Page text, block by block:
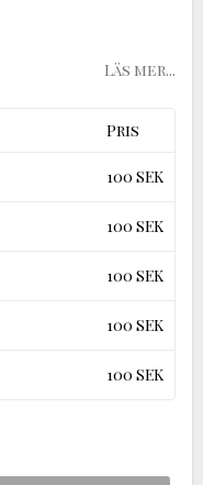
Läs mer...
Pris
100 SEK
100 SEK
100 SEK
100 SEK
100 SEK